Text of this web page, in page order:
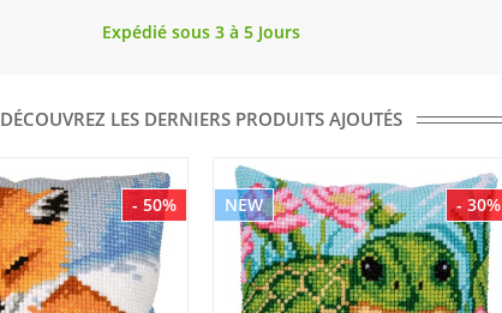
Expédié sous 3 à 5 Jours
DÉCOUVREZ LES DERNIERS PRODUITS AJOUTÉS
- 50% - 30%
NEW